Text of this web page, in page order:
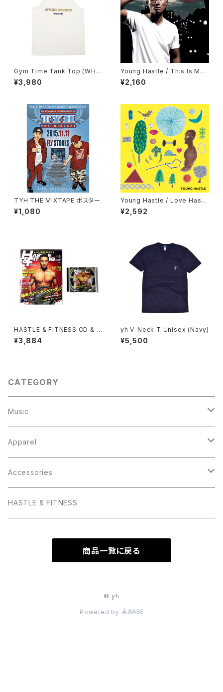
Gym Time Tank Top (WH
T)
¥3,980
Young Hastle / This Is My
Hustle (CD)
¥2,160
TYH THE MIXTAPE ポスター
¥1,080
Young Hastle / Love Hastl
e (CD) ステッカー&ヤンハスサ
イン入りポスター付き
¥2,592
HASTLE & FITNESS CD & ノ
ート
¥3,884
yh V-Neck T Unisex (Navy)
¥5,500
CATEGORY
Music
HASTLE & FITNESS
Apparel
Hats
Tops
Crew-Neck T
Accessories
iPhone ケース
HASTLE & FITNESS
商品一覧に戻る
© yh
Powered by